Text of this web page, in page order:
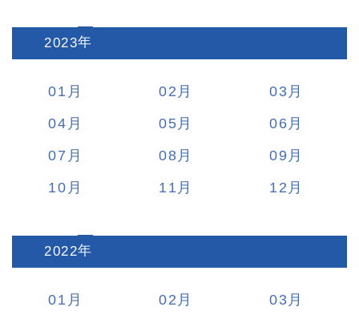
2023:
01 02
03
04
05
06
07
08
09
10
11 12
2022:
01 02
03